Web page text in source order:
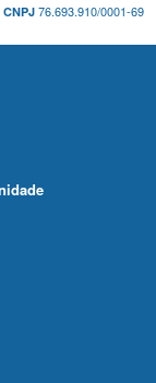
CNPJ76.693.910/0001-69